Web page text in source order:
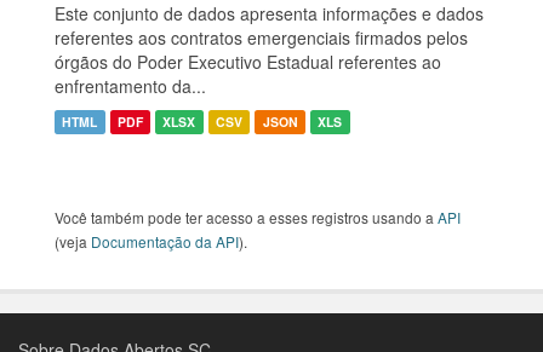
Este conjunto de dados apresenta informações e dados
referentes aos contratos emergenciais firmados pelos
órgãos do Poder Executivo Estadual referentes ao
enfrentamento da...
HTML PDF XLSX CSV JSON XLS
Você também pode ter acesso a esses registros usando a API
(veja Documentação da API).